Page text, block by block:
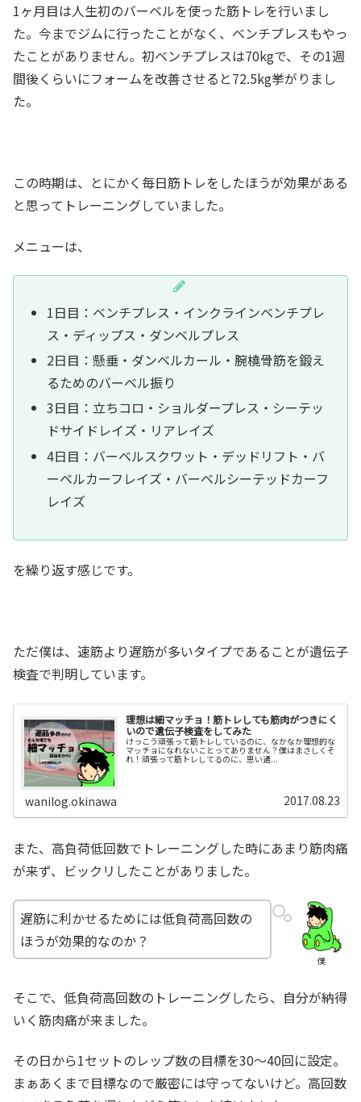
1ヶ月目は人生初のバーベルを使った筋トレを行いまし
た。今までジムに行ったことがなく、ベンチプレスもやっ
たことがありません。初ベンチプレスは70kgで、その1週
間後くらいにフォームを改善させると72.5kg挙がりまし
た。
この時期は、とにかく毎日筋トレをしたほうが効果がある
と思ってトレーニングしていました。
メニューは、
1日目：ベンチプレス・インクラインベンチプレ
ス・ディップス・ダンベルプレス
2日目：懸垂・ダンベルカール・腕橈骨筋を鍛え
るためのバーベル振り
3日目：立ちコロ・ショルダープレス・シーテッ
ドサイドレイズ・リアレイズ
4日目：バーベルスクワット・デッドリフト・バ
ーベルカーフレイズ・バーベルシーテッドカーフ
レイズ
を繰り返す感じです。
ただ僕は、速筋より遅筋が多いタイプであることが遺伝子
検査で判明しています。
理想は細マッチョ！筋トレしても筋肉がつきにく
いので遺伝子検査をしてみた
けっこう頑張って筋トレしているのに、なかなか理想的な
マッチョになれないことってありません？僕はまさしくそ
れ！頑張って筋トレしてるのに、思い通...
wanilog.okinawa 2017.08.23
また、高負荷低回数でトレーニングした時にあまり筋肉痛
が来ず、ビックリしたことがありました。
僕
遅筋に利かせるためには低負荷高回数の
ほうが効果的なのか？
そこで、低負荷高回数のトレーニングしたら、自分が納得
いく筋肉痛が来ました。
その日から1セットのレップ数の目標を30～40回に設定。
まぁあくまで目標なので厳密には守ってないけど。高回数